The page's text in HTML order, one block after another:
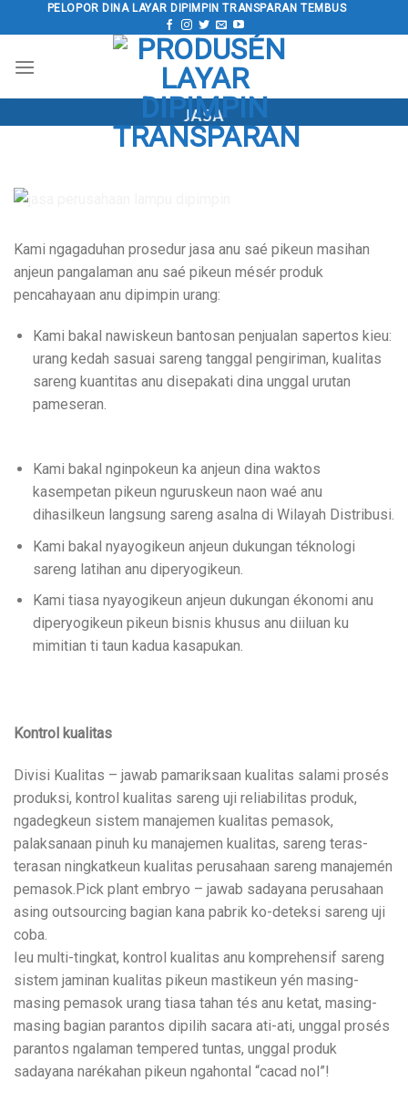
kana
PELOPOR DINA LAYAR DIPIMPIN TRANSPARAN TEMBUS
JASA
Kami ngagaduhan prosedur jasa anu saé pikeun masihan
anjeun pangalaman anu saé pikeun mésér produk
pencahayaan anu dipimpin urang:
Kami bakal nawiskeun bantosan penjualan sapertos kieu:
urang kedah sasuai sareng tanggal pengiriman, kualitas
sareng kuantitas anu disepakati dina unggal urutan
pameseran.
Kami bakal nginpokeun ka anjeun dina waktos
kasempetan pikeun nguruskeun naon waé anu
dihasilkeun langsung sareng asalna di Wilayah Distribusi.
Kami bakal nyayogikeun anjeun dukungan téknologi
sareng latihan anu diperyogikeun.
Kami tiasa nyayogikeun anjeun dukungan ékonomi anu
diperyogikeun pikeun bisnis khusus anu diiluan ku
mimitian ti taun kadua kasapukan.
Kontrol kualitas
Divisi Kualitas – jawab pamariksaan kualitas salami prosés
produksi, kontrol kualitas sareng uji reliabilitas produk,
ngadegkeun sistem manajemen kualitas pemasok,
palaksanaan pinuh ku manajemen kualitas, sareng teras-
terasan ningkatkeun kualitas perusahaan sareng manajemén
pemasok.Pick plant embryo – jawab sadayana perusahaan
asing outsourcing bagian kana pabrik ko-deteksi sareng uji
coba.
Ieu multi-tingkat, kontrol kualitas anu komprehensif sareng
sistem jaminan kualitas pikeun mastikeun yén masing-
masing pemasok urang tiasa tahan tés anu ketat, masing-
masing bagian parantos dipilih sacara ati-ati, unggal prosés
parantos ngalaman tempered tuntas, unggal produk
sadayana narékahan pikeun ngahontal “cacad nol”!